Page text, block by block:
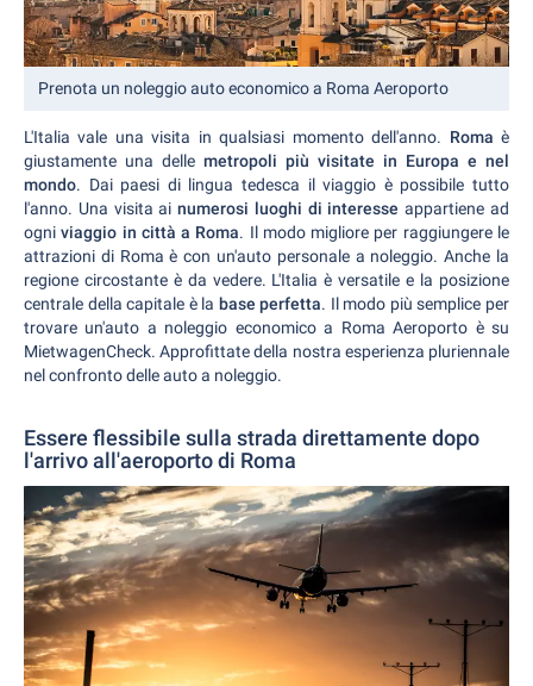
Prenota un noleggio auto economico a Roma Aeroporto
L'Italia vale una visita in qualsiasi momento dell'anno. Roma è
giustamente una delle metropoli più visitate in Europa e nel
mondo. Dai paesi di lingua tedesca il viaggio è possibile tutto
l'anno. Una visita ainumerosi luoghi di interesse appartiene ad
ogniviaggio in città a Roma. Il modo migliore per raggiungere le
attrazioni di Roma è con un'auto personale a noleggio. Anche la
regione circostante è da vedere. L'Italia è versatile e la posizione
centrale della capitale è la base perfetta. Il modo più semplice per
trovare un'auto a noleggio economico a Roma Aeroporto è su
MietwagenCheck. Approfittate della nostra esperienza pluriennale
nel confronto delle auto a noleggio.
Essere flessibile sulla strada direttamente dopo
l'arrivo all'aeroporto di Roma